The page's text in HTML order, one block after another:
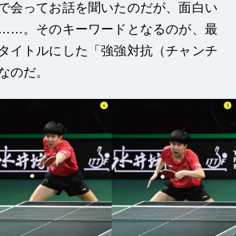
会ってお話を聞いたのだが、面白い
。そのキーワードとなるのが、最
イトルにした「強強対抗（チャンチ
のだ。